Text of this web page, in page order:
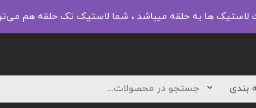
لاستیک ها به حلقه میباشد ، شما لاستیک تک حلقه هم